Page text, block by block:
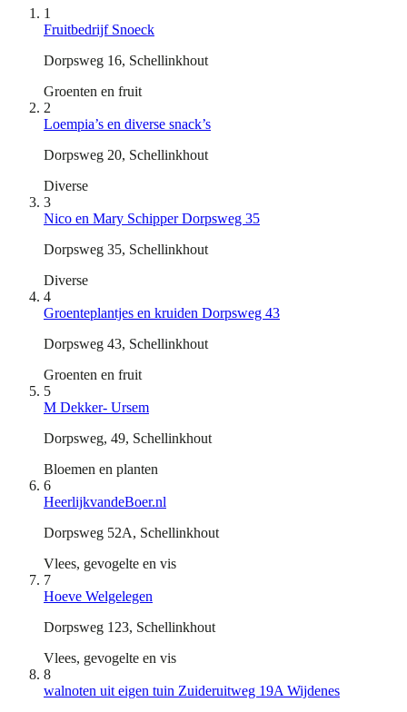
1
Fruitbedrijf Snoeck
Dorpsweg 16, Schellinkhout
Groenten en fruit
2
Loempia’s en diverse snack’s
Dorpsweg 20, Schellinkhout
Diverse
3
Nico en Mary Schipper Dorpsweg 35
Dorpsweg 35, Schellinkhout
Diverse
4
Groenteplantjes en kruiden Dorpsweg 43
Dorpsweg 43, Schellinkhout
Groenten en fruit
5
M Dekker- Ursem
Dorpsweg, 49, Schellinkhout
Bloemen en planten
6
HeerlijkvandeBoer.nl
Dorpsweg 52A, Schellinkhout
Vlees, gevogelte en vis
7
Hoeve Welgelegen
Dorpsweg 123, Schellinkhout
Vlees, gevogelte en vis
8
walnoten uit eigen tuin Zuideruitweg 19A Wijdenes